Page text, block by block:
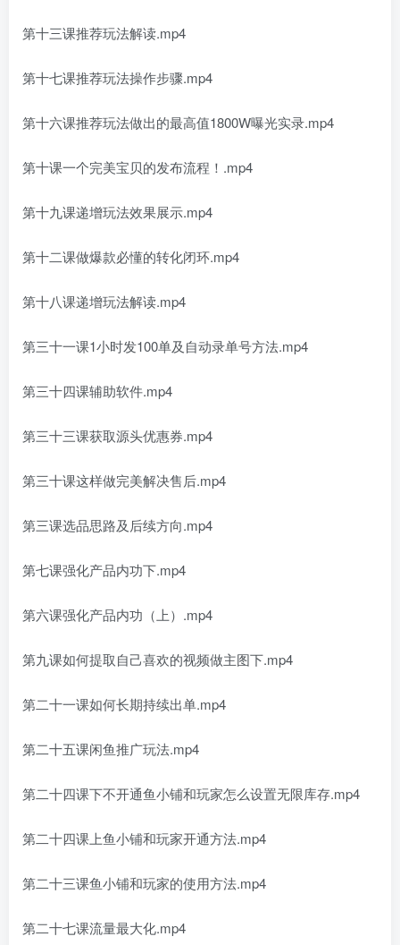
第十三课推荐玩法解读.mp4
第十七课推荐玩法操作步骤.mp4
第十六课推荐玩法做出的最高值1800W曝光实录.mp4
第十课一个完美宝贝的发布流程！.mp4
第十九课递增玩法效果展示.mp4
第十二课做爆款必懂的转化闭环.mp4
第十八课递增玩法解读.mp4
第三十一课1小时发100单及自动录单号方法.mp4
第三十四课辅助软件.mp4
第三十三课获取源头优惠券.mp4
第三十课这样做完美解决售后.mp4
第三课选品思路及后续方向.mp4
第七课强化产品内功下.mp4
第六课强化产品内功（上）.mp4
第九课如何提取自己喜欢的视频做主图下.mp4
第二十一课如何长期持续出单.mp4
第二十五课闲鱼推广玩法.mp4
第二十四课下不开通鱼小铺和玩家怎么设置无限库存.mp4
第二十四课上鱼小铺和玩家开通方法.mp4
第二十三课鱼小铺和玩家的使用方法.mp4
第二十七课流量最大化.mp4